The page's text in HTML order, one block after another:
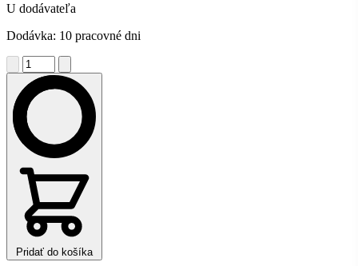
U dodávateľa
Dodávka: 10 pracovné dni
Pridať do košíka